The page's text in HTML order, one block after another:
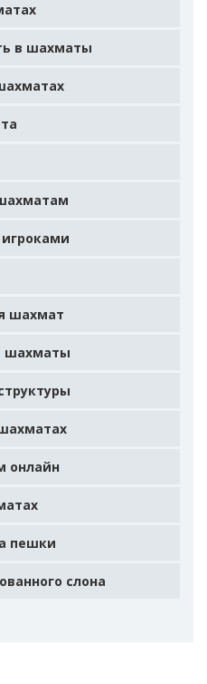
в шахматы
шахмат
шахматы
онлайн
пешки
слона